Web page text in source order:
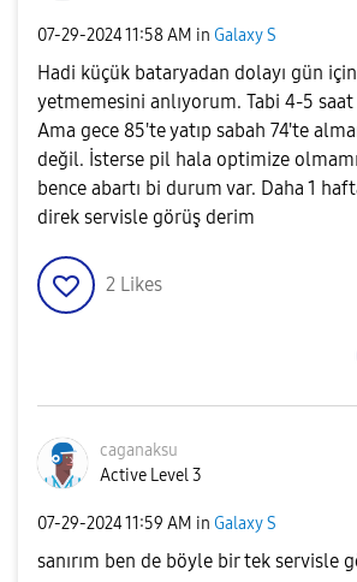
‎07-29-202411:58 AM in Galaxy S
Hadi küçük bataryadan dolayı gün
yetmemesini anlıyorum. Tabi 4-5
Ama gece 85'te yatıp sabah 74'te
değil. İsterse pil hala optimize
bence abartı bi durum var. Daha 1
direk servisle görüş derim
2 Likes
caganaksu
Active Level 3
‎07-29-202411:59 AM in Galaxy S
sanırım ben de böyle bir tek servisle